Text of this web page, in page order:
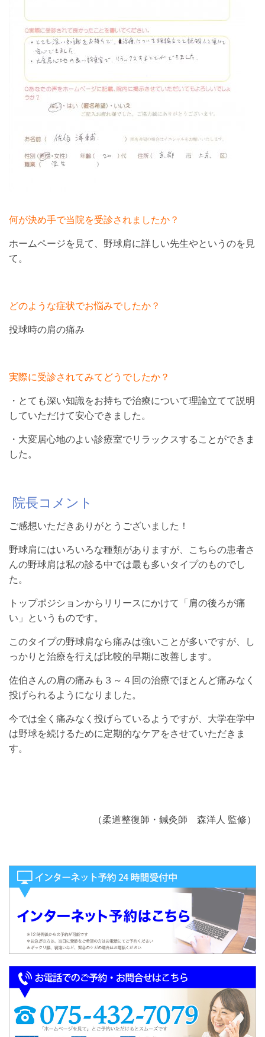
何が決め手で当院を受診されましたか？
ホームページを見て、野球肩に詳しい先生やというのを見
て。
どのような症状でお悩みでしたか？
投球時の肩の痛み
実際に受診されてみてどうでしたか？
・とても深い知識をお持ちで治療について理論立てて説明
していただけて安心できました。
・大変居心地のよい診療室でリラックスすることができま
した。
院長コメント
ご感想いただきありがとうございました！
野球肩にはいろいろな種類がありますが、こちらの患者さ
んの野球肩は私の診る中では最も多いタイプのものでし
た。
トップポジションからリリースにかけて「肩の後ろが痛
い」というものです。
このタイプの野球肩なら痛みは強いことが多いですが、し
っかりと治療を行えば比較的早期に改善します。
佐伯さんの肩の痛みも３～４回の治療でほとんど痛みなく
投げられるようになりました。
今では全く痛みなく投げらているようですが、大学在学中
は野球を続けるために定期的なケアをさせていただきま
す。
（柔道整復師・鍼灸師 森洋人 監修）